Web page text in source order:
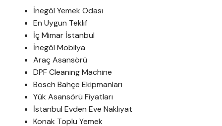
İnegöl Yemek Odası
En Uygun Teklif
İç Mimar İstanbul
İnegöl Mobilya
Araç Asansörü
DPF Cleaning Machine
Bosch Bahçe Ekipmanları
Yük Asansörü Fiyatları
İstanbul Evden Eve Nakliyat
Konak Toplu Yemek